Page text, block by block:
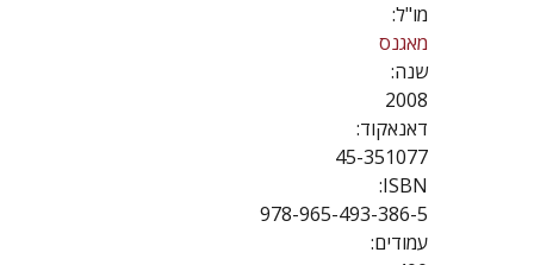
מו"ל:
מאגנס
שנה:
2008
דאנאקוד:
45-351077
ISBN:
978-965-493-386-5
עמודים: